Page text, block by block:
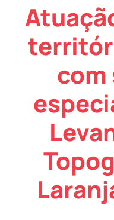
com